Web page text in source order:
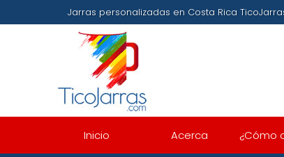
Jarras personalizadas en Costa Rica
Inicio Acerca ¿Cómo